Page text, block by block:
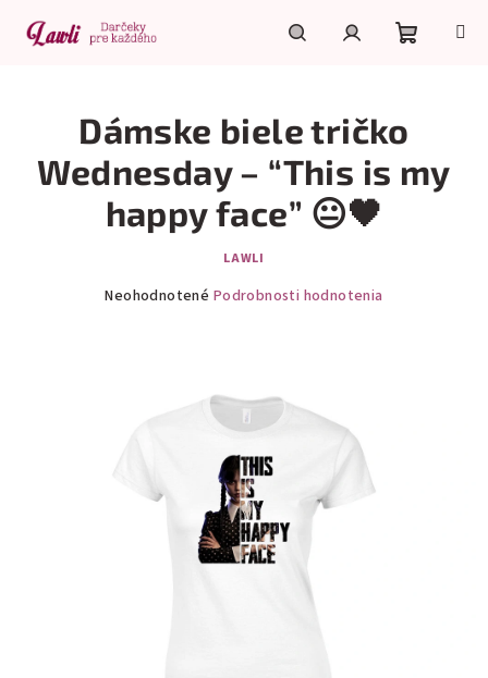
obsah
košík
Dámske biele tričko
Wednesday – “This is my
happy face” 😐🖤
LAWLI
Neohodnotené Podrobnosti hodnotenia